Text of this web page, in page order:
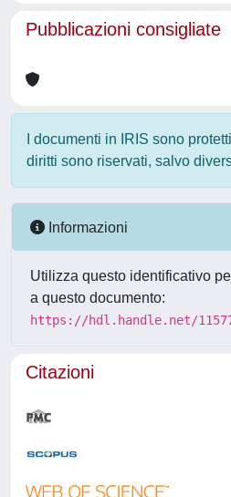
Pubblicazioni consigliate
I documenti in IRIS sono
diritti sono riservati, salvo
Informazioni
Utilizza questo identificativo
a questo documento:
https://hdl.handle.net/
Citazioni